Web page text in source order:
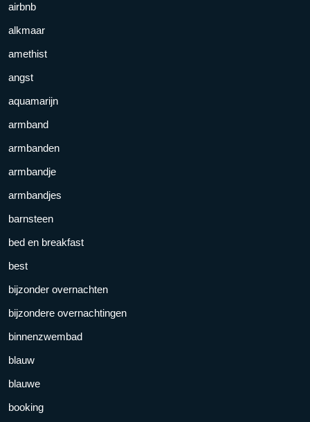
airbnb
alkmaar
amethist
angst
aquamarijn
armband
armbanden
armbandje
armbandjes
barnsteen
bed en breakfast
best
bijzonder overnachten
bijzondere overnachtingen
binnenzwembad
blauw
blauwe
booking